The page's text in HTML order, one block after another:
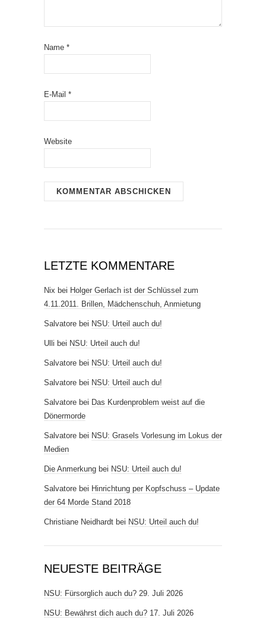
Name *
E-Mail *
Website
LETZTE KOMMENTARE
Nix bei Holger Gerlach ist der Schlüssel zum
4.11.2011. Brillen, Mädchenschuh, Anmietung
Salvatore bei NSU: Urteil auch du!
Ulli bei NSU: Urteil auch du!
Salvatore bei NSU: Urteil auch du!
Salvatore bei NSU: Urteil auch du!
Salvatore bei Das Kurdenproblem weist auf die
Dönermorde
Salvatore bei NSU: Grasels Vorlesung im Lokus der
Medien
Die Anmerkung bei NSU: Urteil auch du!
Salvatore bei Hinrichtung per Kopfschuss – Update
der 64 Morde Stand 2018
Christiane Neidhardt bei NSU: Urteil auch du!
NEUESTE BEITRÄGE
NSU: Fürsorglich auch du? 29. Juli 2026
NSU: Bewährst dich auch du? 17. Juli 2026